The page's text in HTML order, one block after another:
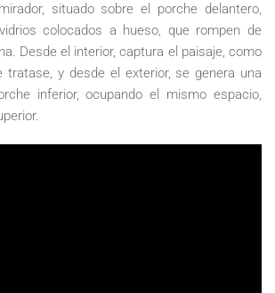
situado sobre el porche delantero,
colocados a hueso, que rompen de
Desde el interior, captura el paisaje, como
tratase, y desde el exterior, se genera una
inferior, ocupando el mismo espacio,